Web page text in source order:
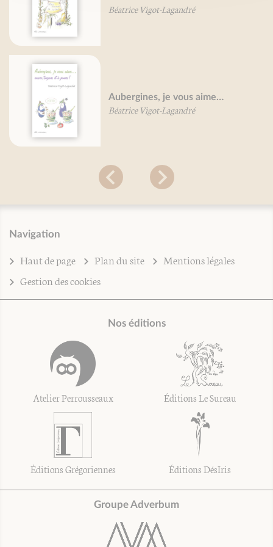
Béatrice Vigot-Lagandré
Aubergines, je vous aime…
Béatrice Vigot-Lagandré
Navigation
Haut de page Plan du site
Mentions légales
Gestion des cookies
Nos éditions
Atelier Perrousseaux Éditions Le Sureau
Éditions Grégoriennes Éditions DésIris
Groupe Adverbum